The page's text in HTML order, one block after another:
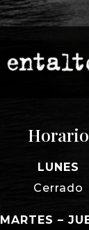
Horario
LUNES
Cerrado
MARTES –